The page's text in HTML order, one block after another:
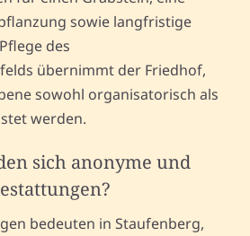
sowie langfristige
des
übernimmt der Friedhof,
sowohl organisatorisch als
werden.
sich anonyme und
bedeuten in Staufenberg,